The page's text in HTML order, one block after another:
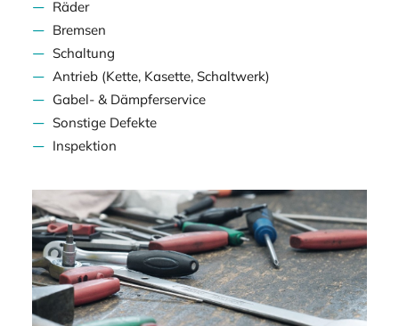
Räder
Bremsen
Schaltung
Antrieb (Kette, Kasette, Schaltwerk)
Gabel- & Dämpferservice
Sonstige Defekte
Inspektion